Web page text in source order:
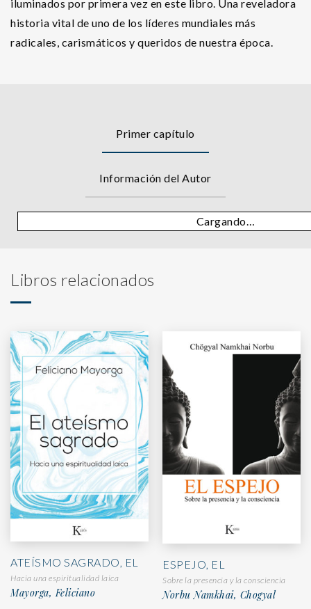
iluminados por primera vez en este libro. Una reveladora
historia vital de uno de los líderes mundiales más
radicales, carismáticos y queridos de nuestra época.
Primer capítulo
Información del Autor
Cargando…
Libros relacionados
ATEÍSMO SAGRADO, EL
Hacia una espiritualidad laica
Mayorga, Feliciano
ESPEJO, EL
Sobre la presencia y la consciencia
Norbu Namkhai, Chogyal